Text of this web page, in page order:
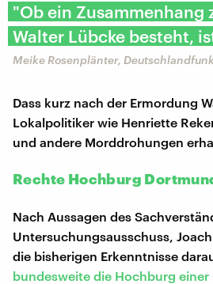
"Ob ein Zusammenhang
Walter Lübcke besteht,
Meike Rosenplänter,
Dass kurz nach der Ermordung
Lokalpolitiker wie Henriette
und andere Morddrohungen
Rechte Hochburg
Nach Aussagen des
Untersuchungsausschuss,
die bisherigen Erkenntnisse
bundesweite die Hochburg